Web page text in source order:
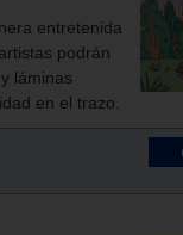
entretenida
podrán
láminas
en el trazo.